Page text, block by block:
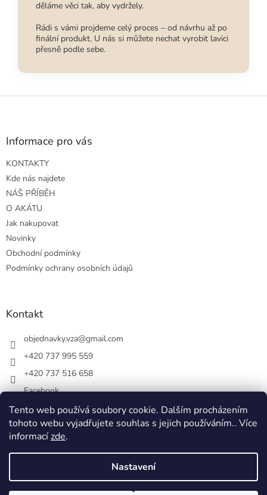
Tento web používá soubory cookie. Dalším procházením
tohoto webu vyjadřujete souhlas s jejich používáním.. Více
informacízde.
Nastavení
děláme věci tak, aby vydržely.
Rádi s vámi projdeme celý proces – od návrhu až po
finální produkt. U nás si můžete nechat vyrobit lavici
přesně podle sebe.
Z
Informace pro vás
KONTAKTY
Kde nás najdete
NÁŠ PŘÍBĚH
O AKÁTU
Jak nakupovat
Novinky
Obchodní podmínky
Podmínky ochrany osobních údajů
Kontakt
objednavky.vza@gmail.com
+420 737 995 559
+420 737 516 658
Facebook
vsezakatu/
+420 737 516 658
Vytvořil Shoptet